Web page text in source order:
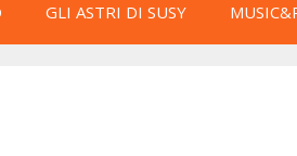
GLI ASTRI DI SUSY